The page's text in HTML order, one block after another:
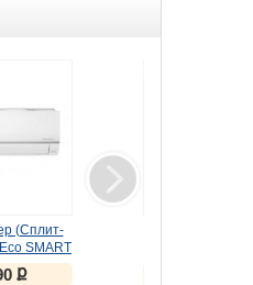
(Сплит-
SMART
белый
ք